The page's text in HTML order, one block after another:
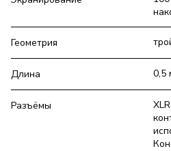
Геометрия
Длина 0,5
Разъёмы